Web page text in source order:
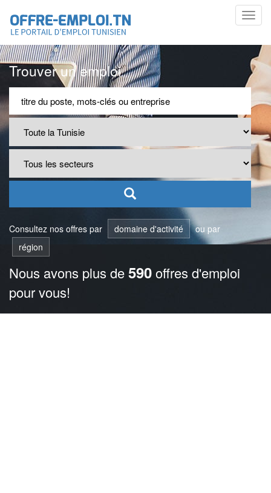
Trouver un emploi
Consultez nos offres par domaine d'activité
ou par
région
Nous avons plus de590offres d'emploi
pour vous!